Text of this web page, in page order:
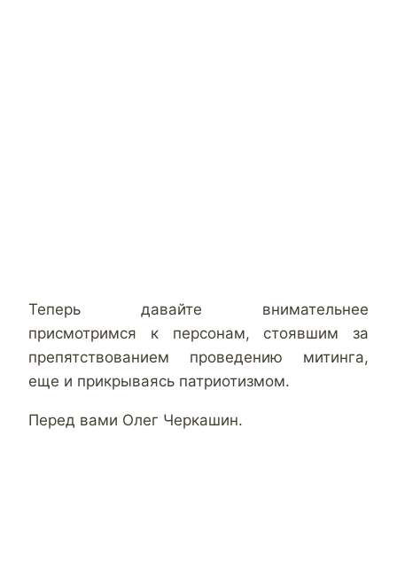
Теперь давайте внимательнее
присмотримся к персонам, стоявшим за
препятствованием проведению митинга,
еще и прикрываясь патриотизмом.
Перед вами Олег Черкашин.